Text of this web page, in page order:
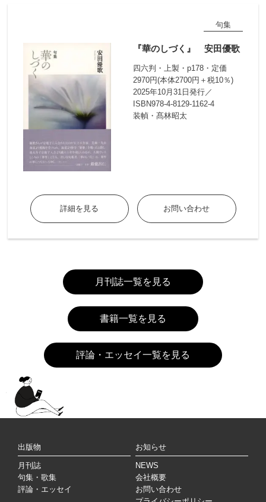
句集
『華のしづく』 安田優歌
四六判・上製・p178・定価
2970円(本体2700円＋税10％)
2025年10月31日発行／
ISBN978-4-8129-1162-4
装幀・髙林昭太
詳細を見る お問い合わせ
月刊誌一覧を見る
書籍一覧を見る
評論・エッセイ一覧を見る
出版物
月刊誌
句集・歌集
評論・エッセイ
お知らせ
NEWS
会社概要
お問い合わせ